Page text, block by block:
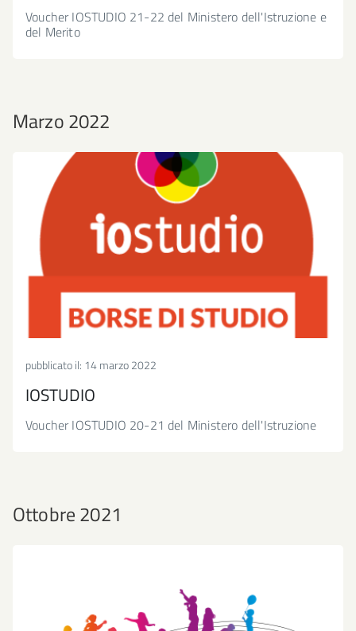
Voucher IOSTUDIO 21-22 del Ministero dell'Istruzione e
del Merito
Marzo 2022
pubblicato il: 14 marzo 2022
IOSTUDIO
Voucher IOSTUDIO 20-21 del Ministero dell'Istruzione
Ottobre 2021